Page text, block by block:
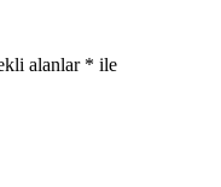
alanlar * ile